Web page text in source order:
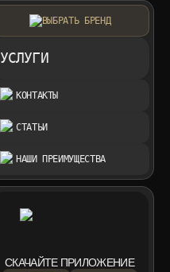
ВЫБРАТЬ БРЕНД
УСЛУГИ
КОНТАКТЫ
СТАТЬИ
НАШИ ПРЕИМУЩЕСТВА
СКАЧАЙТЕ ПРИЛОЖЕНИЕ